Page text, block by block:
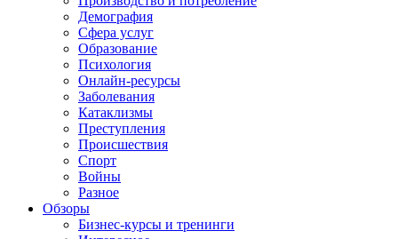
Демография
Сфера услуг
Образование
Психология
Онлайн-ресурсы
Заболевания
Катаклизмы
Преступления
Происшествия
Спорт
Войны
Разное
Обзоры
Бизнес-курсы и тренинги